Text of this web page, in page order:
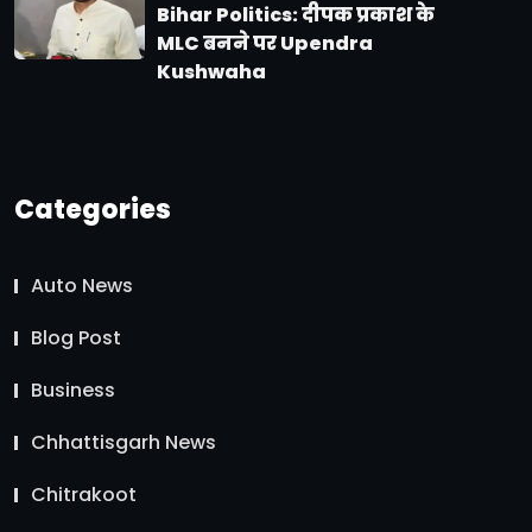
Bihar Politics: दीपक प्रकाश के
MLC बनने पर Upendra
Kushwaha
Categories
Auto News
Blog Post
Business
Chhattisgarh News
Chitrakoot